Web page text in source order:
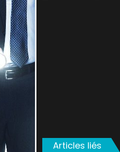
Articles liés